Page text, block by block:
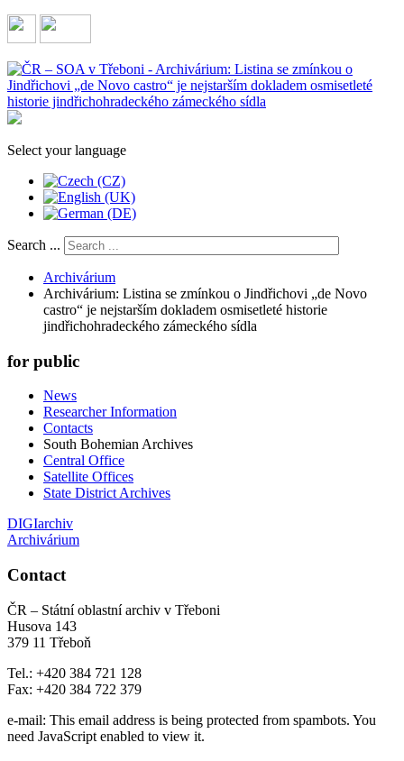
Select your language
Search ...
Archivárium
Archivárium: Listina se zmínkou o Jindřichovi „de Novo
castro“ je nejstarším dokladem osmisetleté historie
jindřichohradeckého zámeckého sídla
for public
News
Researcher Information
Contacts
South Bohemian Archives
Central Office
Satellite Offices
State District Archives
DIGIarchiv
Archivárium
Contact
ČR – Státní oblastní archiv v Třeboni
Husova 143
379 11 Třeboň
Tel.: +420 384 721 128
Fax: +420 384 722 379
e-mail: This email address is being protected from spambots. You
need JavaScript enabled to view it.